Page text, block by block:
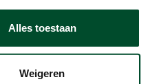
Alles toestaan
Weigeren
op